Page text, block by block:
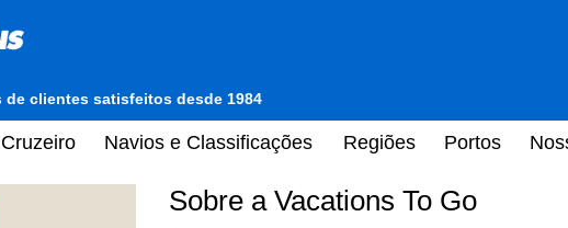
de clientes satisfeitos desde 1984
Navios e Classificações Regiões Portos
Sobre a Vacations To Go